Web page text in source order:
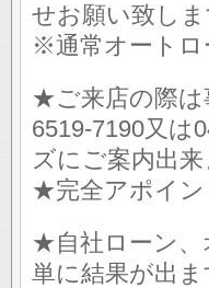
せお願い致し
※通常オートロ
★ご来店の際は
6519-7190又は
ズにご案内出
★完全アポイ
★自社ローン、
単に結果が出